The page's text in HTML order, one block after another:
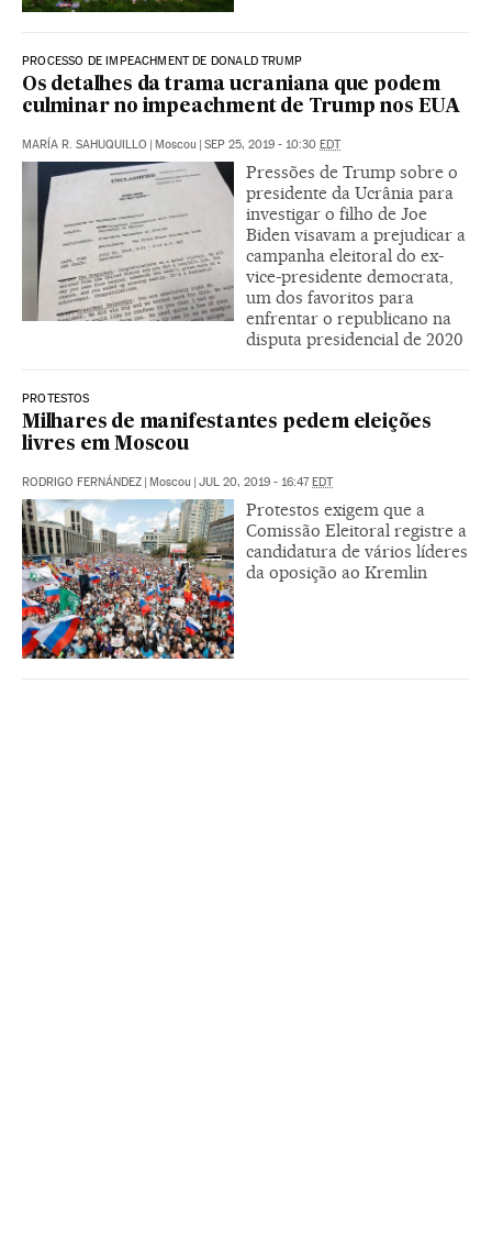
PROCESSO DE IMPEACHMENT DE DONALD TRUMP
Os detalhes da trama ucraniana que podem
culminar no impeachment de Trump nos EUA
MARÍA R. SAHUQUILLO | Moscou | SEP 25, 2019 - 10:30 EDT
Pressões de Trump sobre o
presidente da Ucrânia para
investigar o filho de Joe
Biden visavam a prejudicar a
campanha eleitoral do ex-
vice-presidente democrata,
um dos favoritos para
enfrentar o republicano na
disputa presidencial de 2020
PROTESTOS
Milhares de manifestantes pedem eleições
livres em Moscou
RODRIGO FERNÁNDEZ | Moscou | JUL 20, 2019 - 16:47EDT
Protestos exigem que a
Comissão Eleitoral registre a
candidatura de vários líderes
da oposição ao Kremlin